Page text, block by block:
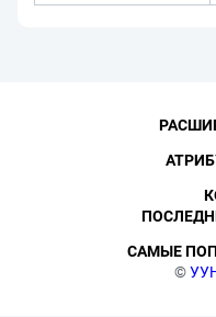
©
САМЫЕ